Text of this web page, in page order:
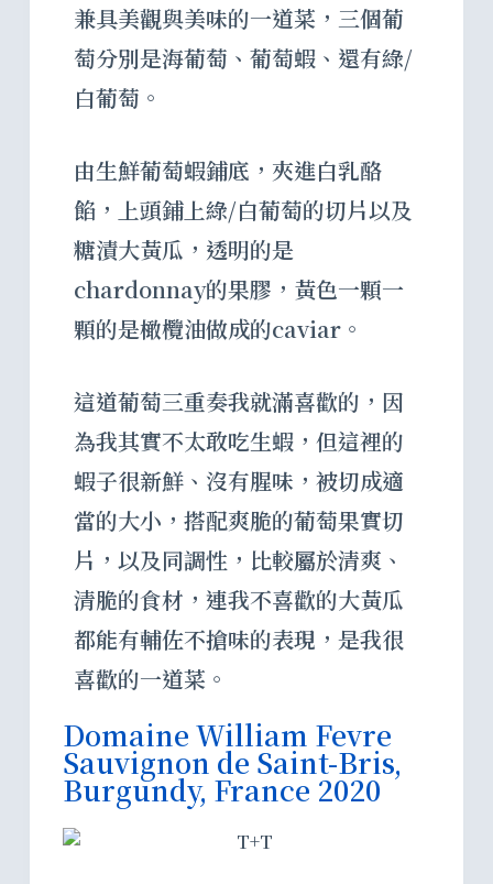
兼具美觀與美味的一道菜，三個葡
萄分別是海葡萄、葡萄蝦、還有綠/
白葡萄。
由生鮮葡萄蝦鋪底，夾進白乳酪
餡，上頭鋪上綠/白葡萄的切片以及
糖漬大黃瓜，透明的是
chardonnay的果膠，黃色一顆一
顆的是橄欖油做成的caviar。
這道葡萄三重奏我就滿喜歡的，因
為我其實不太敢吃生蝦，但這裡的
蝦子很新鮮、沒有腥味，被切成適
當的大小，搭配爽脆的葡萄果實切
片，以及同調性，比較屬於清爽、
清脆的食材，連我不喜歡的大黃瓜
都能有輔佐不搶味的表現，是我很
喜歡的一道菜。
Domaine William Fevre
Sauvignon de Saint-Bris,
Burgundy, France 2020